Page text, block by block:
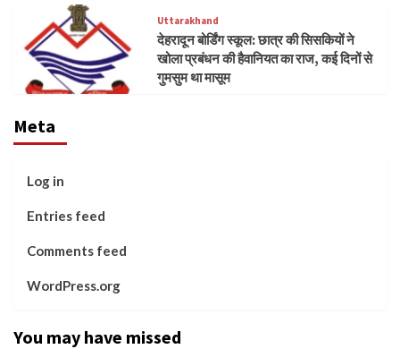
Uttarakhand
देहरादून बोर्डिंग स्कूल: छात्र की सिसकियों ने
खोला प्रबंधन की हैवानियत का राज, कई दिनों से
गुमसुम था मासूम
Meta
Log in
Entries feed
Comments feed
WordPress.org
You may have missed